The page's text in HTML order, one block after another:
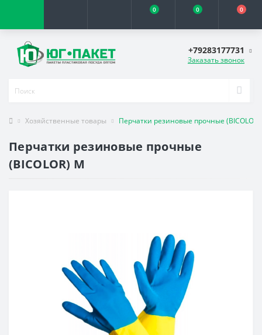
0 0 0
+79283177731
Заказать звонок
Хозяйственные товары Перчатки резиновые прочные
Перчатки резиновые прочные
(BICOLOR) М